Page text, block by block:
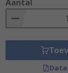
Aantal